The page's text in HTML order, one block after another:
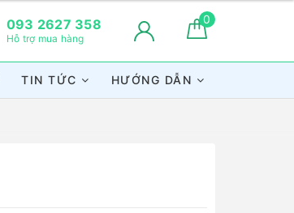
093 2627 358
Hỗ trợ mua hàng
0
TIN TỨC HƯỚNG DẪN